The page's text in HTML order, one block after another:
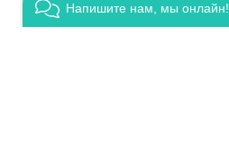
Напишите нам, мы онлайн!